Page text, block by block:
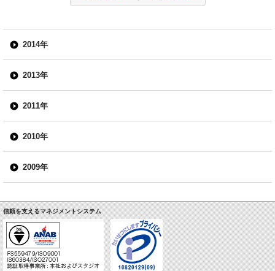
2014年
2013年
2011年
2010年
2009年
信頼を支えるマネジメントシステム